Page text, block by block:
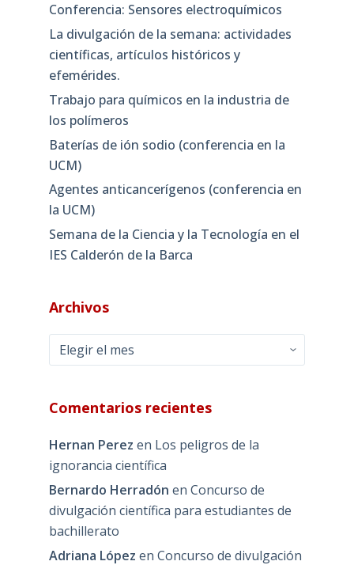
Conferencia: Sensores electroquímicos
La divulgación de la semana: actividades
científicas, artículos históricos y
efemérides.
Trabajo para químicos en la industria de
los polímeros
Baterías de ión sodio (conferencia en la
UCM)
Agentes anticancerígenos (conferencia en
la UCM)
Semana de la Ciencia y la Tecnología en el
IES Calderón de la Barca
Archivos
Archivos
Comentarios recientes
Hernan Perez en Los peligros de la
ignorancia científica
Bernardo Herradón en Concurso de
divulgación científica para estudiantes de
bachillerato
Adriana López en Concurso de divulgación